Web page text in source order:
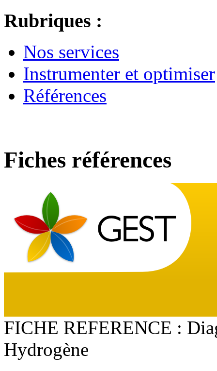
Rubriques :
Nos services
Instrumenter et optimiser
Références
Fiches références
FICHE REFERENCE :
Hydrogène